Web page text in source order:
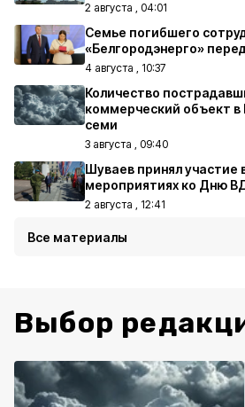
2 августа , 04:01
Семье погибшего
«Белгородэнерго»
4 августа , 10:37
Количество
коммерческий объект в
семи
3 августа , 09:40
Шуваев принял участие
мероприятиях ко Дню
2 августа , 12:41
Все материалы
Выбор